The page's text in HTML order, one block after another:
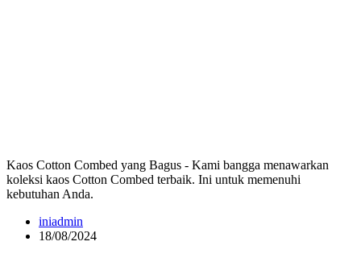
Kaos Cotton Combed yang Bagus - Kami bangga menawarkan
koleksi kaos Cotton Combed terbaik. Ini untuk memenuhi
kebutuhan Anda.
iniadmin
18/08/2024